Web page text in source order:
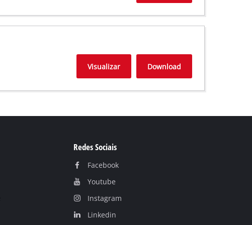
Visualizar Download
Redes Sociais
Facebook
Youtube
Instagram
Linkedin